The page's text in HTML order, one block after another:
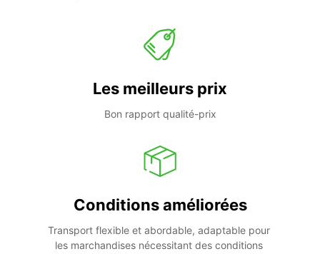
Les meilleurs prix
Bon rapport qualité-prix
Conditions améliorées
Transport flexible et abordable, adaptable pour
les marchandises nécessitant des conditions